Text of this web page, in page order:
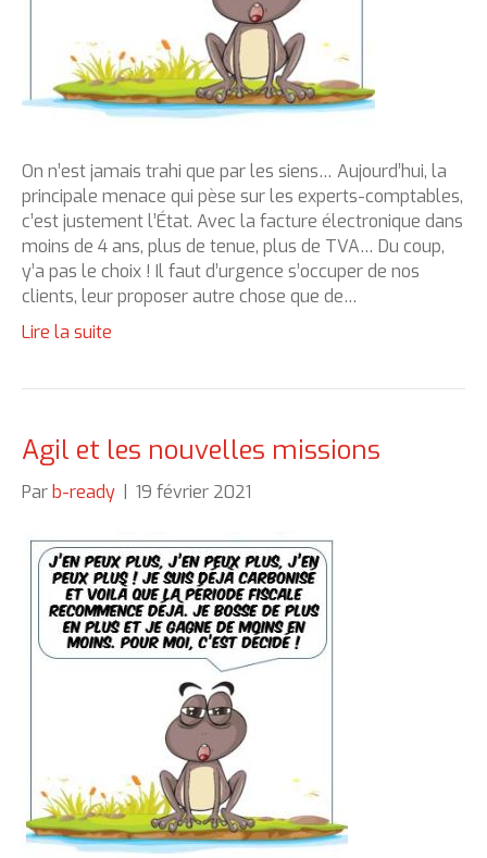
On n’est jamais trahi que par les siens… Aujourd’hui, la
principale menace qui pèse sur les experts-comptables,
c’est justement l’État. Avec la facture électronique dans
moins de 4 ans, plus de tenue, plus de TVA… Du coup,
y’a pas le choix ! Il faut d’urgence s’occuper de nos
clients, leur proposer autre chose que de…
Lire la suite
Agil et les nouvelles missions
Par b-ready 19 février 2021